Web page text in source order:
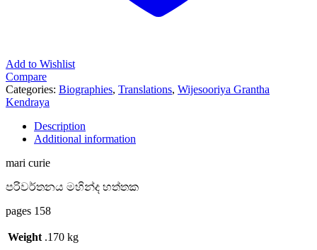
Add to Wishlist
Compare
Categories: Biographies, Translations, Wijesooriya Grantha
Kendraya
Description
Additional information
mari curie
පරිවර්තනය මහින්ද හත්තක
pages 158
Weight .170 kg